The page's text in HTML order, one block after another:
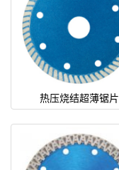
热压烧结超薄锯片